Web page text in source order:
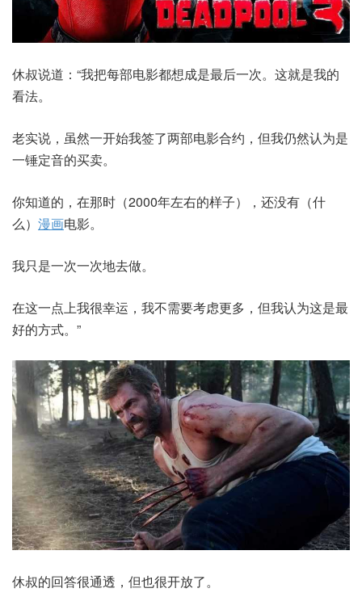
休叔说道：“我把每部电影都想成是最后一次。这就是我的
看法。
老实说，虽然一开始我签了两部电影合约，但我仍然认为是
一锤定音的买卖。
你知道的，在那时（2000年左右的样子），还没有（什
么） 漫画电影。
我只是一次一次地去做。
在这一点上我很幸运，我不需要考虑更多，但我认为这是最
好的方式。”
休叔的回答很通透，但也很开放了。